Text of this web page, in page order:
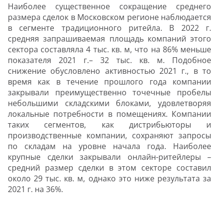
Наиболее существенное сокращение среднего
размера сделок в Московском регионе наблюдается
в сегменте традиционного ритейла. В 2022 г.
средняя запрашиваемая площадь компаний этого
сектора составляла 4 тыс. кв. м, что на 86% меньше
показателя 2021 г.– 32 тыс. кв. м. Подобное
снижение обусловлено активностью 2021 г., в то
время как в течение прошлого года компании
закрывали преимущественно точечные пробелы
небольшими складскими блоками, удовлетворяя
локальные потребности в помещениях. Компании
таких сегментов, как дистрибьюторы и
производственные компании, сохраняют запросы
по складам на уровне начала года. Наиболее
крупные сделки закрывали онлайн-ритейлеры –
средний размер сделки в этом секторе составил
около 29 тыс. кв. м, однако это ниже результата за
2021 г. на 36%.